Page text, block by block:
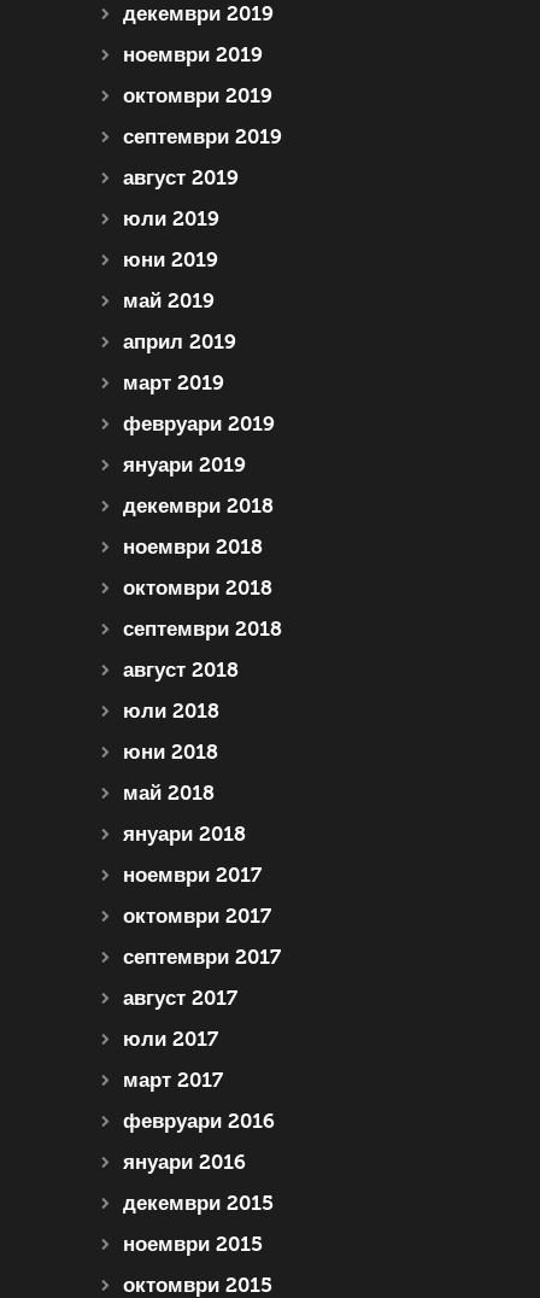
декември 2019
ноември 2019
октомври 2019
септември 2019
август 2019
юли 2019
юни 2019
май 2019
април 2019
март 2019
февруари 2019
януари 2019
декември 2018
ноември 2018
октомври 2018
септември 2018
август 2018
юли 2018
юни 2018
май 2018
януари 2018
ноември 2017
октомври 2017
септември 2017
август 2017
юли 2017
март 2017
февруари 2016
януари 2016
декември 2015
ноември 2015
октомври 2015